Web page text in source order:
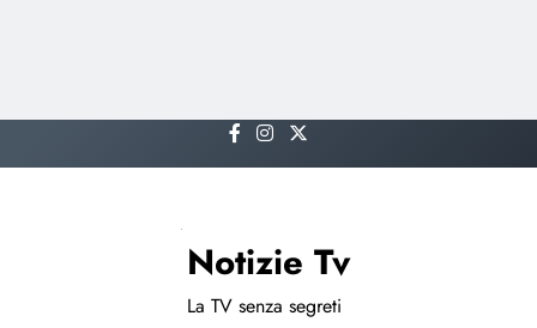
to
Notizie Tv
La TV senza segreti